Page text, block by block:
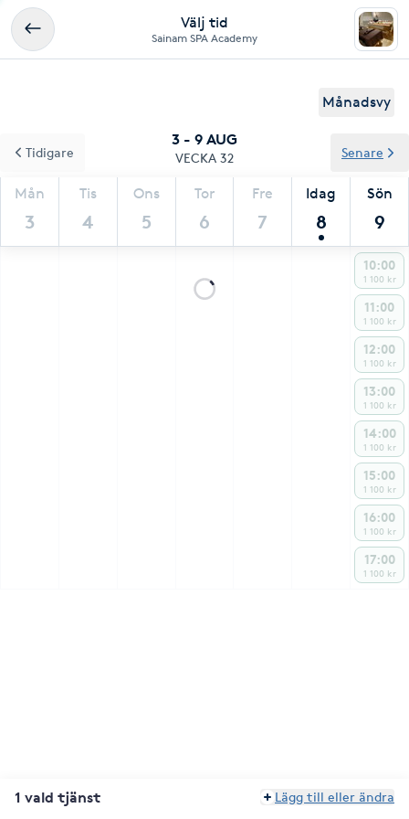
Välj tid
Sainam SPA Academy
Månadsvy
3 - 9 AUG
VECKA 32
Mån
3
Tis
4
Ons
5
Tor
6
Fre
7
Idag
8
Sön
9
Tidigare Senare
10:00
1 100 kr
11:00
1 100 kr
12:00
1 100 kr
13:00
1 100 kr
14:00
1 100 kr
15:00
1 100 kr
16:00
1 100 kr
17:00
1 100 kr
1 vald tjänst Lägg till eller ändra